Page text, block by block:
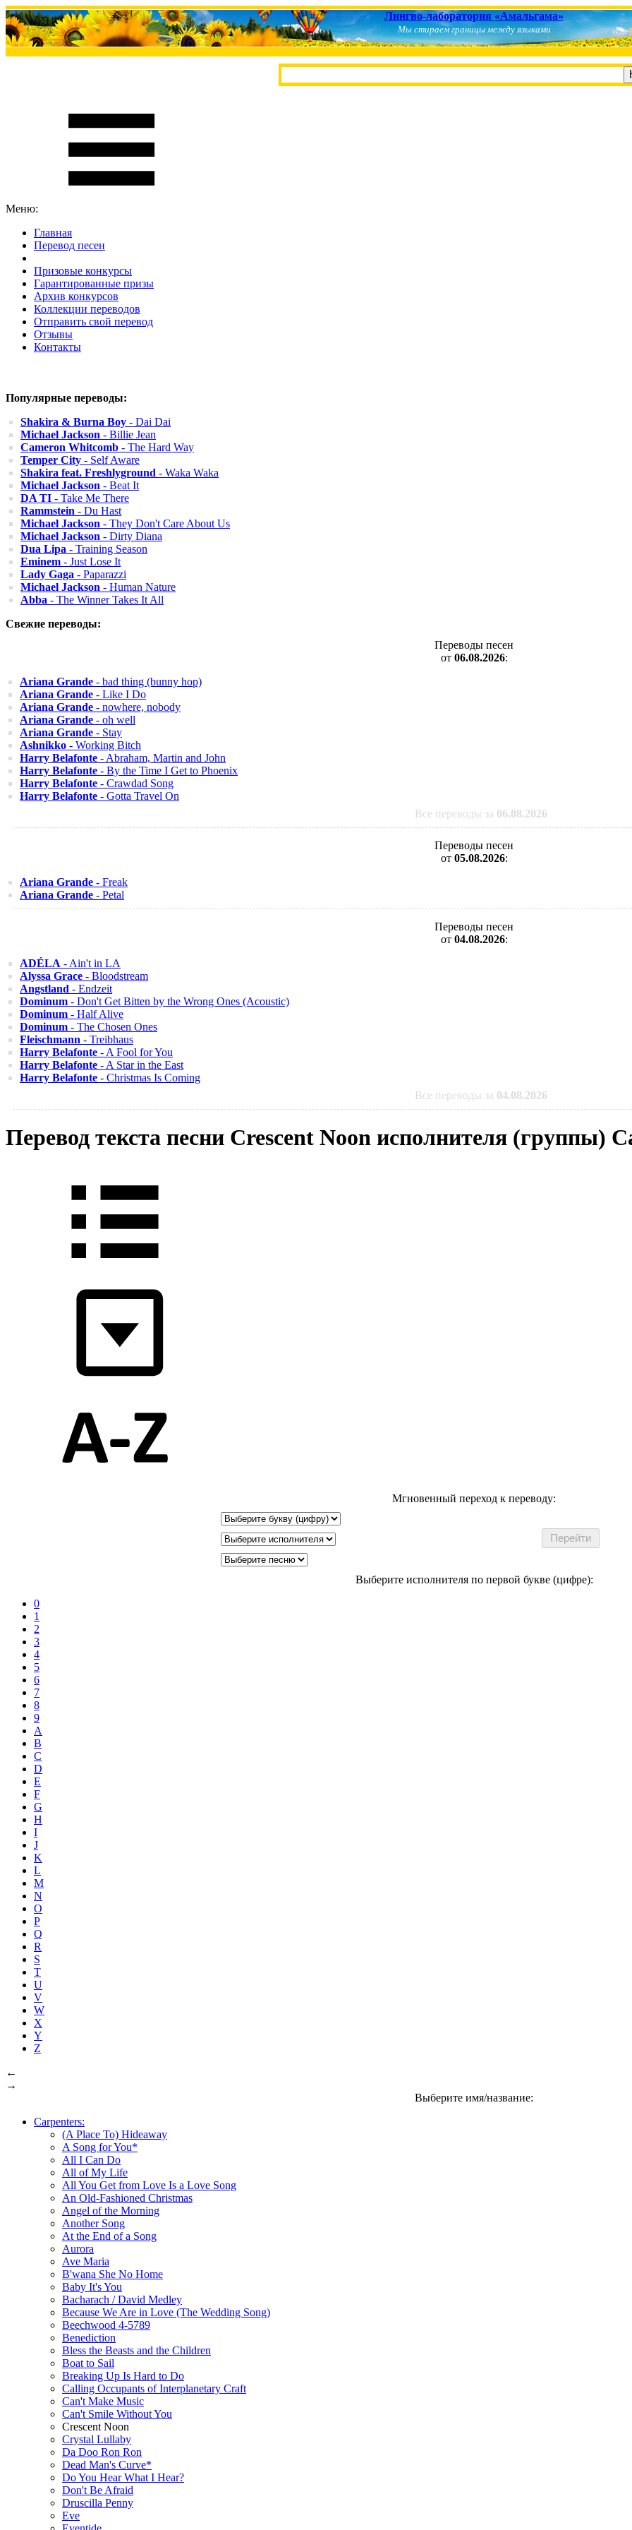
Лингво-лаборатория «Амальгама»
Мы стираем границы между языками
Меню:
Главная
Перевод песен
Призовые конкурсы
Гарантированные призы
Архив конкурсов
Коллекции переводов
Отправить свой перевод
Отзывы
Контакты
Популярные переводы:
Shakira & Burna Boy - Dai Dai
Michael Jackson - Billie Jean
Cameron Whitcomb - The Hard Way
Temper City - Self Aware
Shakira feat. Freshlyground - Waka Waka
Michael Jackson - Beat It
DA TI - Take Me There
Rammstein - Du Hast
Michael Jackson - They Don't Care About Us
Michael Jackson - Dirty Diana
Dua Lipa - Training Season
Eminem - Just Lose It
Lady Gaga - Paparazzi
Michael Jackson - Human Nature
Abba - The Winner Takes It All
Свежие переводы:
Переводы песен
от 06.08.2026:
Ariana Grande - bad thing (bunny hop)
Ariana Grande - Like I Do
Ariana Grande - nowhere, nobody
Ariana Grande - oh well
Ariana Grande - Stay
Ashnikko - Working Bitch
Harry Belafonte - Abraham, Martin and John
Harry Belafonte - By the Time I Get to Phoenix
Harry Belafonte - Crawdad Song
Harry Belafonte - Gotta Travel On
Все переводы за 06.08.2026
Переводы песен
от 05.08.2026:
Ariana Grande - Freak
Ariana Grande - Petal
Переводы песен
от 04.08.2026:
ADÉLA - Ain't in LA
Alyssa Grace - Bloodstream
Angstland - Endzeit
Dominum - Don't Get Bitten by the Wrong Ones (Acoustic)
Dominum - Half Alive
Dominum - The Chosen Ones
Fleischmann - Treibhaus
Harry Belafonte - A Fool for You
Harry Belafonte - A Star in the East
Harry Belafonte - Christmas Is Coming
Все переводы за 04.08.2026
Перевод текста песни Crescent Noon исполнителя (группы)
Мгновенный переход к переводу:
Выберите исполнителя по первой букве (цифре):
0
1
2
3
4
5
6
7
8
9
A
B
C
D
E
F
G
H
I
J
K
L
M
N
O
P
Q
R
S
T
U
V
W
X
Y
Z
←
→
Выберите имя/название:
Carpenters:
(A Place To) Hideaway
A Song for You*
All I Can Do
All of My Life
All You Get from Love Is a Love Song
An Old-Fashioned Christmas
Angel of the Morning
Another Song
At the End of a Song
Aurora
Ave Maria
B'wana She No Home
Baby It's You
Bacharach / David Medley
Because We Are in Love (The Wedding Song)
Beechwood 4-5789
Benediction
Bless the Beasts and the Children
Boat to Sail
Breaking Up Is Hard to Do
Calling Occupants of Interplanetary Craft
Can't Make Music
Can't Smile Without You
Crescent Noon
Crystal Lullaby
Da Doo Ron Ron
Dead Man's Curve*
Do You Hear What I Hear?
Don't Be Afraid
Druscilla Penny
Eve